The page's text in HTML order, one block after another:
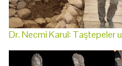
Dr. Necmi Karul: Taştepeler